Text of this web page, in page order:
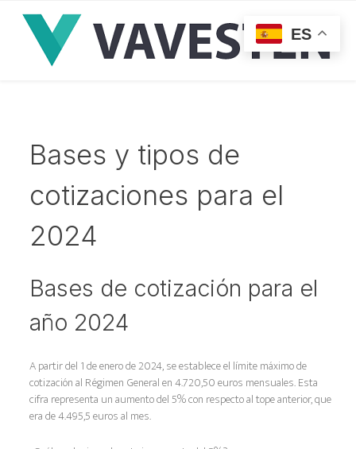
ES
Bases y tipos de
cotizaciones para el
2024
Bases de cotización para el
año 2024
A partir del 1 de enero de 2024, se establece el límite máximo de
cotización al Régimen General en 4.720,50 euros mensuales. Esta
cifra representa un aumento del 5% con respecto al tope anterior, que
era de 4.495,5 euros al mes.